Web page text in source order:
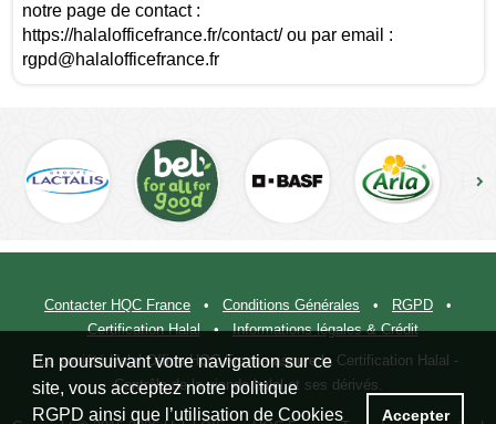
notre page de contact :
https://halalofficefrance.fr/contact/ ou par email :
rgpd@halalofficefrance.fr
Contacter HQC France • Conditions Générales • RGPD •
Certification Halal•Informations légales & Crédit
La société Halal Office HQC France assure la Certification Halal -
Contrôle de la viande halal et ses dérivés.
En poursuivant votre navigation sur ce
site, vous acceptez notre politique
RGPD ainsi que l’utilisation de Cookies
Accepter